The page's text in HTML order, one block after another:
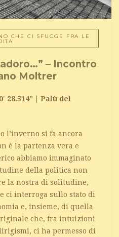
CHE CI SFUGGE FRA LE
– Incontro
Moltrer
28.514” | Palù del
l’inverno si fa ancora
è la partenza vera e
abbiamo immaginato
della politica non
la nostra di solitudine,
ci interroga sullo stato di
e, insieme, di quella
che, fra intuizioni
ci ha permesso di